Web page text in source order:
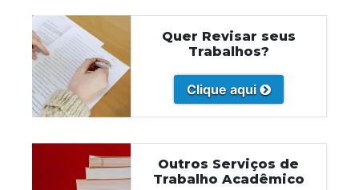
Quer Revisar seus
Trabalhos?
Clique aqui
Outros Serviços de
Trabalho Acadêmico